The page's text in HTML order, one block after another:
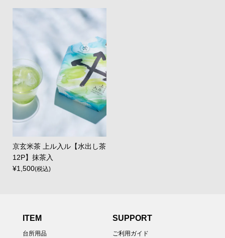
京玄米茶 上ル入ル【水出し茶
12P】抹茶入
¥1,500(税込)
ITEM
台所用品
SUPPORT
ご利用ガイド